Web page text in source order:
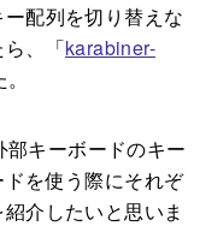
配列を切り替えな
、「karabiner-
キーボードのキー
を使う際にそれぞ
介したいと思いま